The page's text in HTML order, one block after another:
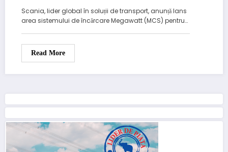
Scania, lider global în soluții de transport, anunță lans
area sistemului de încărcare Megawatt (MCS) pentru…
Read More